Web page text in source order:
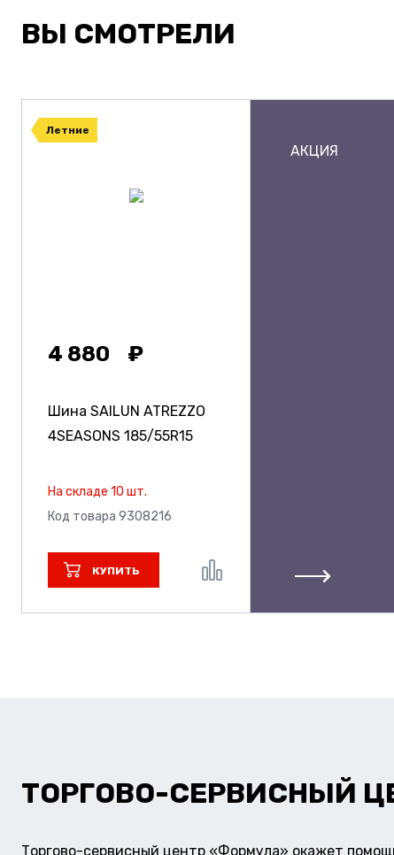
ВЫ СМОТРЕЛИ
Летние
4 880
Шина SAILUN ATREZZO
4SEASONS 185/55R15
На складе 10 шт.
Код товара 9308216
КУПИТЬ
АКЦИЯ
ТОРГОВО-СЕРВИСНЫЙ
Торгово-сервисный центр «Формула» окажет